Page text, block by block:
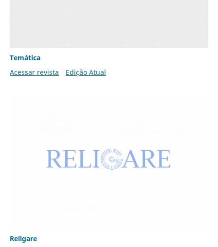
Temática
Acessar revista
Edição Atual
Religare